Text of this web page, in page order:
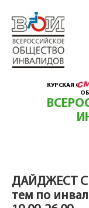
КУРСКАЯ
ДАЙДЖЕСТ
тем по